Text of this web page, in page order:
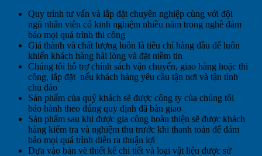
Quy trình tư vấn và lắp đặt chuyên nghiệp cùng với đội
ngũ nhân viên có kinh nghiệm nhiều năm trong nghề đảm
bảo mọi quá trình thi công
Giá thành và chất lượng luôn là tiêu chí hàng đầu để luôn
khiến khách hàng hài lòng và đặt niềm tin
Chúng tôi hỗ trợ chính sách vận chuyển, giao hàng hoặc thi
công, lắp đặt nếu khách hàng yêu cầu tận nơi và tận tình
chu đáo
Sản phẩm của quý khách sẽ được công ty của chúng tôi
bảo hành theo đúng quy định đã bàn giao
Sản phẩm sau khi được gia công hoàn thiện sẽ được khách
hàng kiểm tra và nghiệm thu trước khi thanh toán để đảm
bảo mọi quá trình diễn ra thuận lợi
Dựa vào bản vẽ thiết kế chi tiết và loại vật liệu được sử